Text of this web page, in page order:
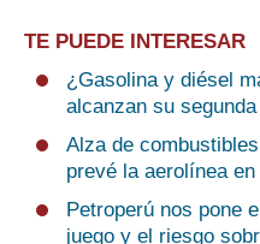
TE PUEDE INTERESAR
¿Gasolina y diésel
alcanzan su
Alza de
prevé la aerolínea en
Petroperú nos pone
juego y el riesgo